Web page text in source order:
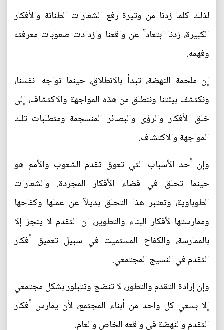
لذلك كلما زدنا من وتيرة رفع الشعارات الطنانة والأفكار
الكبيرة، زدنا ابتعاداً عن واقعنا وازدادت صعوبات معرفته
وفهمه.
إن ملحمة النهضة، تبدأ بالانطلاق، حينما نواجه انفسنا،
ونكتشف بيئتنا وننطلق من هذه المواجهة والاكتشاف، إلى
خلق الأفكار والرؤى والبصائر المنسجمة ومتطلبات تلك
المواجهة والاكتشاف.
وإن أحد الأسباب التي تعوق تقدم الشعوب والأمم هو
حينما تحلق في فضاء الأفكار المجردة. والشعارات
الطوباوية، وتعتبر هذا التحلق بديلاً عن عملها وكفاحها
وممارستها لأفكار البناء والتطوير، ان التقدم لا ينجز إلا
بالممارسة، والكفاح المستميت في سبيل تعميق أفكار
التقدم في النسيج المجتمعي.
وإن إرادة التقدم والتطور، لا تنضج وتتبلور بشكل مجتمعي
إلا بسعي كل واحد من أبناء المجتمع، لأن يمارس أفكار
التقدم والنهضة في واقعه الخاص والعام.